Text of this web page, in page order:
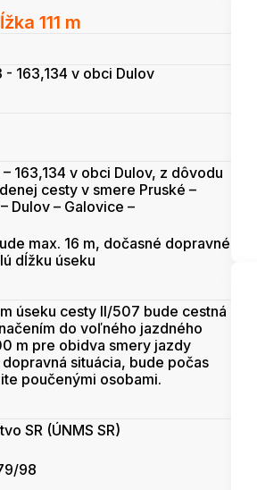
111 m
163,134 v obci Dulov
163,134 v obci Dulov, z dôvodu
cesty v smere Pruské –
Dulov – Galovice –
max. 16 m, dočasné dopravné
dĺžku úseku
úseku cesty II/507 bude cestná
do voľného jazdného
m pre obidva smery jazdy
situácia, bude počas
poučenými osobami.
SR (ÚNMS SR)
98